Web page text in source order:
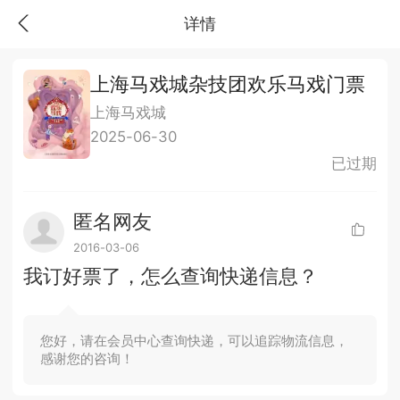
详情
上海马戏城杂技团欢乐马戏门票
上海马戏城
2025-06-30
已过期
匿名网友
2016-03-06
我订好票了，怎么查询快递信息？
您好，请在会员中心查询快递，可以追踪物流信息，
感谢您的咨询！